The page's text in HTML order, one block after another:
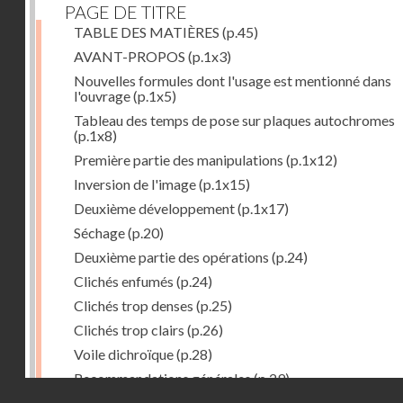
PAGE DE TITRE
TABLE DES MATIÈRES (p.45)
AVANT-PROPOS (p.1x3)
Nouvelles formules dont l'usage est mentionné dans
l'ouvrage(p.1x5)
Tableau des temps de pose sur plaques autochromes
(p.1x8)
Première partie des manipulations (p.1x12)
Inversion de l'image(p.1x15)
Deuxième développement(p.1x17)
Séchage(p.20)
Deuxième partie des opérations (p.24)
Clichés enfumés (p.24)
Clichés trop denses (p.25)
Clichés trop clairs (p.26)
Voile dichroïque(p.28)
Recommandations générales(p.29)